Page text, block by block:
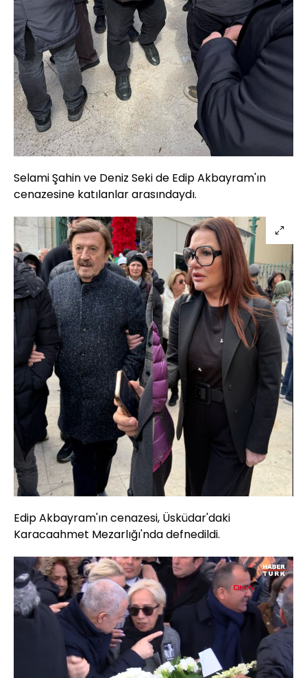
Selami Şahin ve Deniz Seki de Edip Akbayram'ın
cenazesine katılanlar arasındaydı.
Edip Akbayram'ın cenazesi, Üsküdar'daki
Karacaahmet Mezarlığı'nda defnedildi.